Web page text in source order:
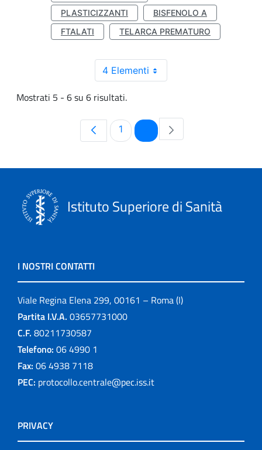
PLASTICIZZANTI
BISFENOLO A
FTALATI
TELARCA PREMATURO
4 Elementi
Mostrati 5 - 6 su 6 risultati.
Pagina
1 Pagina
Istituto Superiore di Sanità
I NOSTRI CONTATTI
Viale Regina Elena 299, 00161 – Roma (I)
Partita I.V.A. 03657731000
C.F. 80211730587
Telefono: 06 4990 1
Fax: 06 4938 7118
PEC: protocollo.centrale@pec.iss.it
PRIVACY